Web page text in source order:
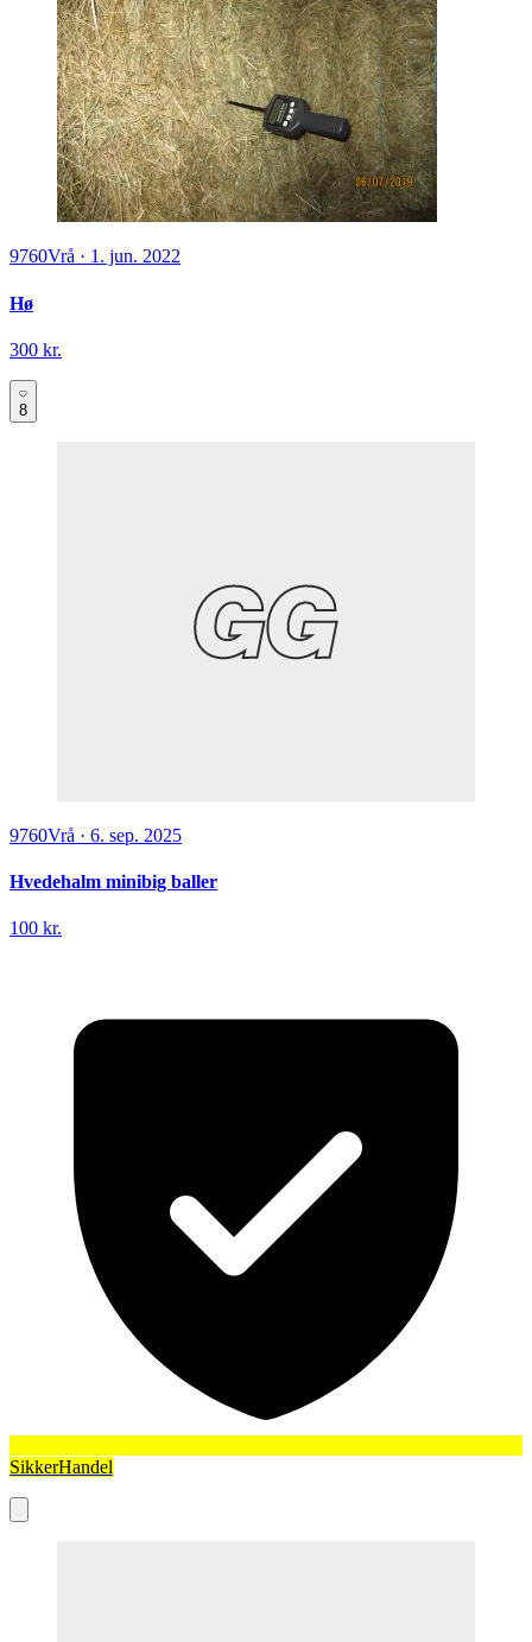
9760Vrå · 1. jun. 2022
Hø
300 kr.
8
9760Vrå · 6. sep. 2025
Hvedehalm minibig baller
100 kr.
SikkerHandel